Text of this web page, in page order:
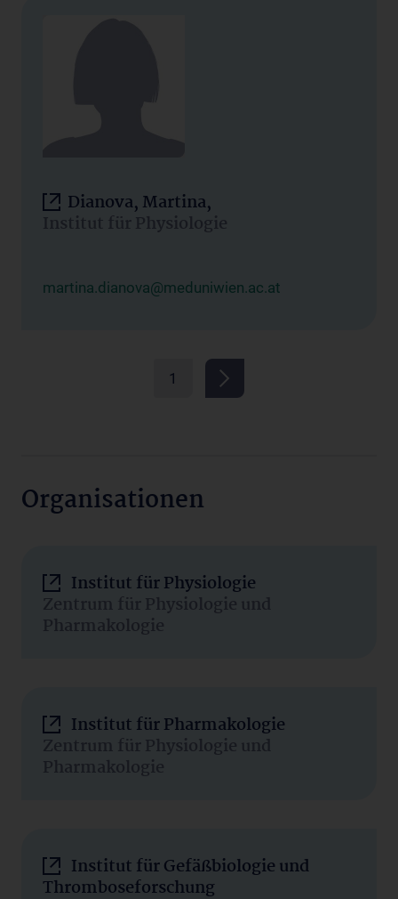
Dianova, Martina,
Institut für Physiologie
martina.dianova@meduniwien.ac.at
1
Organisationen
Institut für Physiologie
Zentrum für Physiologie und
Pharmakologie
Institut für Pharmakologie
Zentrum für Physiologie und
Pharmakologie
Institut für Gefäßbiologie und
Thromboseforschung